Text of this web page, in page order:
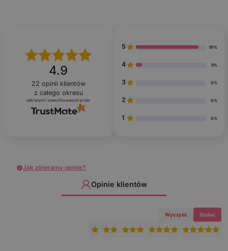
4.9
22 opinii klientów
z całego okresu
zebranych i zweryfikowanych przez
5 91%
4 9%
3 0%
2 0%
1 0%
Jak zbieramy opinie?
Opinie klientów
Wyczyść Szukaj